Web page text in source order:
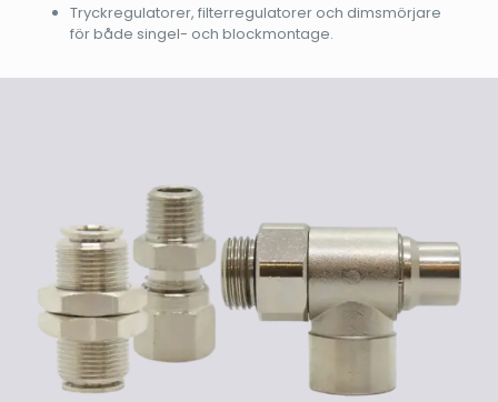
Tryckregulatorer, filterregulatorer och dimsmörjare
för både singel- och blockmontage.